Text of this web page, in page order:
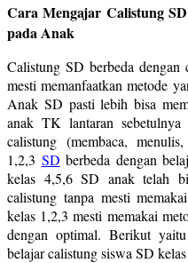
Cara Mengajar Calistung
pada Anak
Calistung SD berbeda
mesti memanfaatkan metode
Anak SD pasti lebih bisa
anak TK lantaran
calistung (membaca,
1,2,3 SD berbeda dengan
kelas 4,5,6 SD anak telah
calistung tanpa mesti
kelas 1,2,3 mesti memakai
dengan optimal. Berikut
belajar calistung siswa SD